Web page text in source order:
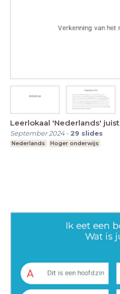
Leerlokaal 'Nederlands' juist
September 2024- 29 slides
Nederlands Hoger onderwijs